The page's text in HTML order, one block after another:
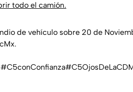
todo el camión.
de vehículo sobre 20 de
.
#C5conConfianza